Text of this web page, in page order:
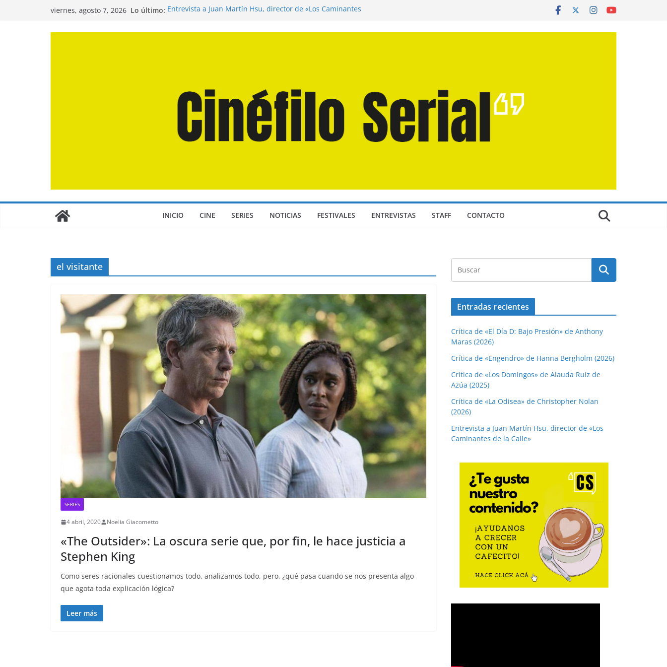
viernes, agosto 7, 2026 Lo último: Entrevista a Juan Martín Hsu, director de «Los Caminantes
INICIO CINE SERIES NOTICIAS FESTIVALES ENTREVISTAS STAFF CONTACTO
el visitante
SERIES
4 abril, 2020 Noelia Giacometto
«The Outsider»: La oscura serie que, por fin, le hace justicia a
Stephen King
Como seres racionales cuestionamos todo, analizamos todo, pero, ¿qué pasa cuando se nos presenta algo
que agota toda explicación lógica?
Leer más
Entradas recientes
Crítica de «El Día D: Bajo Presión» de Anthony
Maras (2026)
Crítica de «Engendro» de Hanna Bergholm (2026)
Crítica de «Los Domingos» de Alauda Ruiz de
Azúa (2025)
Crítica de «La Odisea» de Christopher Nolan
(2026)
Entrevista a Juan Martín Hsu, director de «Los
Caminantes de la Calle»